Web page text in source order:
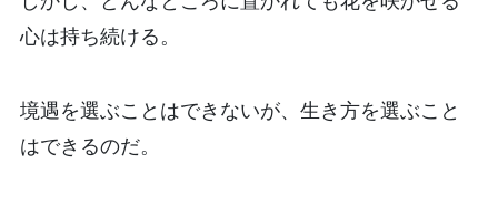
心は持ち続ける。
境遇を選ぶことはできないが、生き方を選ぶこと
はできるのだ。